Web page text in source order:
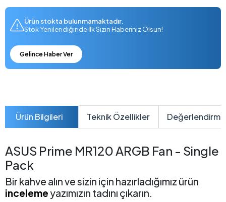
Ürün stokta bulunmamaktadır.
Stok Yenilendiğinde İlk Sizin Haberiniz Olsun!
Gelince Haber Ver
Ürün Bilgileri Teknik Özellikler
ASUS Prime MR120 ARGB Fan - Single
Pack
Bir kahve alın ve sizin için hazırladığımız ürün
incelemeyazımızın tadını çıkarın.